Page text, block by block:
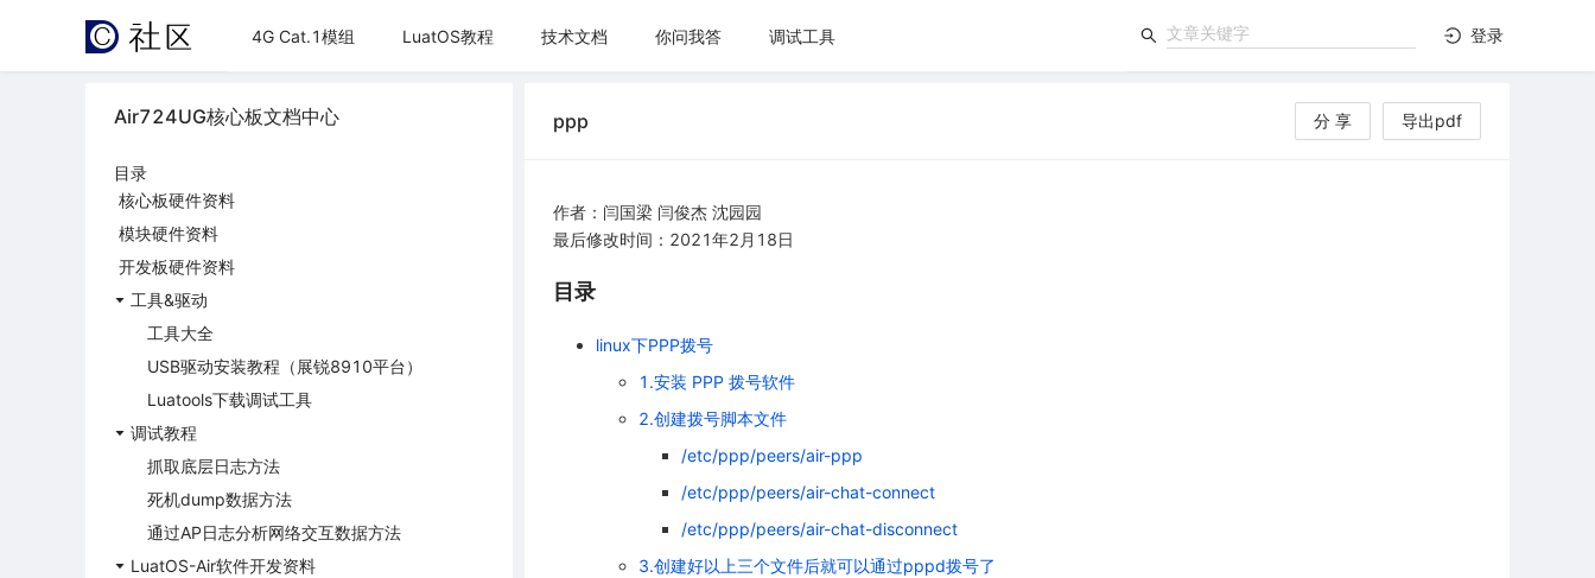
4G Cat.1模组 LuatOS教程 技术文档 你问我答 调试工具 登录
Air724UG核心板文档中心
目录
核心板硬件资料
模块硬件资料
开发板硬件资料
工具&驱动
工具大全
USB驱动安装教程（展锐8910平台）
Luatools下载调试工具
调试教程
抓取底层日志方法
死机dump数据方法
通过AP日志分析网络交互数据方法
LuatOS-Air软件开发资料
ppp 分 享 导出pdf
作者：闫国梁 闫俊杰 沈园园
最后修改时间：2021年2月18日
目录
linux下PPP拨号
1.安装 PPP 拨号软件
2.创建拨号脚本文件
/etc/ppp/peers/air-ppp
/etc/ppp/peers/air-chat-connect
/etc/ppp/peers/air-chat-disconnect
3.创建好以上三个文件后就可以通过pppd拨号了